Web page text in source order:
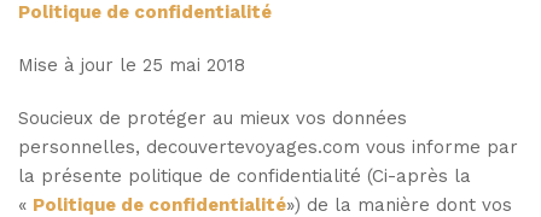
Politique de confidentialité
Mise à jour le 25 mai 2018
Soucieux de protéger au mieux vos données
personnelles, decouvertevoyages.com vous informe par
la présente politique de confidentialité (Ci-après la
« Politique de confidentialité») de la manière dont vos